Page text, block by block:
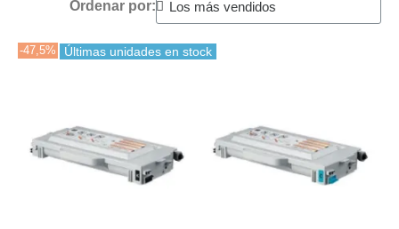
Ordenar por:
-47,5% Últimas unidades en stock